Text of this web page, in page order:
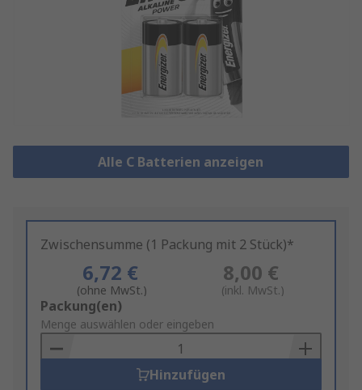
Alle C Batterien anzeigen
Zwischensumme (1 Packung mit 2 Stück)*
6,72 €
(ohne MwSt.)
8,00 €
(inkl. MwSt.)
Add
to
Basket
Packung(en)
Menge auswählen oder eingeben
Hinzufügen